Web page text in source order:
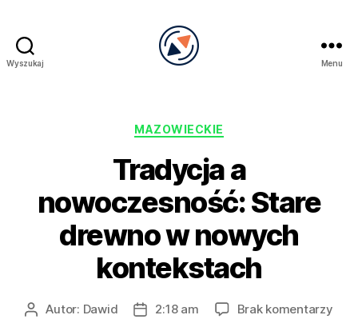
Wyszukaj Menu
Kategorie
MAZOWIECKIE
Tradycja a
nowoczesność: Stare
drewno w nowych
kontekstach
AutorAutor: Dawid
Data2:18 am Brak komentarzydo